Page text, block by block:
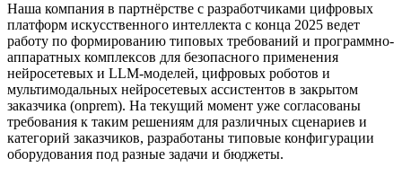
Наша компания в партнёрстве с разработчиками цифровых
платформ искусственного интеллекта с конца 2025 ведет
работу по формированию типовых требований и программно-
аппаратных комплексов для безопасного применения
нейросетевых и LLM-моделей, цифровых роботов и
мультимодальных нейросетевых ассистентов в закрытом
заказчика (onprem). На текущий момент уже согласованы
требования к таким решениям для различных сценариев и
категорий заказчиков, разработаны типовые конфигурации
оборудования под разные задачи и бюджеты.